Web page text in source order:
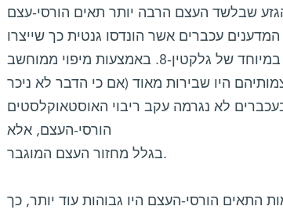
שבלשד העצם הרבה יותר תאים הורסי-עצם
עכברים אשר הונדסו גנטית כך שייצרו
בגופם כמויות גדולות במיוחד של גלקטין-8. באמצעות מיפוי ממוחשב (CT) גילו המדענים, שעכברים
היו שבירות מאוד (אם כי הדבר לא ניכר
לא נגרמה עקב ריבוי האוסטאוקלסטים
הורסי-העצם, אלא
בגלל מחזור העצם המוגבר.
התאים הורסי-העצם היו גבוהות עוד יותר, כך